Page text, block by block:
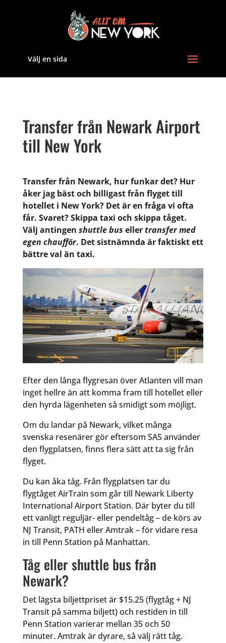
Välj en sida
Transfer från Newark Airport
till New York
Transfer från Newark, hur funkar det? Hur
åker jag bäst och billigast från flyget till
hotellet i New York? Det är en fråga vi ofta
får. Svaret? Skippa taxi och skippa tåget.
Välj antingen shuttle bus ellertransfer med
egen chaufför. Det sistnämnda är faktiskt ett
bättre val än taxi.
Efter den långa flygresan över Atlanten vill man
inget hellre än att komma fram till hotellet eller
den hyrda lägenheten så smidigt som möjligt.
Om du landar på Newark, vilket många
svenska resenärer gör eftersom SAS använder
den flygplatsen, finns flera sätt att ta sig från
flyget.
Du kan åka tåg. Från flygplatsen tar du
flygtåget AirTrain som går till Newark Liberty
International Airport Station. Där byter du till
ett vanligt reguljär- eller pendeltåg – de körs av
NJ Transit, PATH eller Amtrak – för vidare resa
in till Penn Station på Manhattan.
Tåg eller shuttle bus från
Newark?
Det lägsta biljettpriset är $15.25 (flygtåg + NJ
Transit på samma biljett) och restiden in till
Penn Station varierar mellan 35 och 50
minuter. Amtrak är dyrare, så välj rätt tåg.